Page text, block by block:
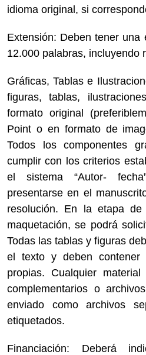
idioma original, si
Extensión: Deben tener una
12.000 palabras, incluyendo
Gráficas, Tablas e
figuras, tablas,
formato original
Point o en formato de
Todos los componentes
cumplir con los criterios
el sistema “Autor-
presentarse en el
resolución. En la etapa
maquetación, se podrá
Todas las tablas y figuras
el texto y deben
propias. Cualquier
complementarios o
enviado como archivos
etiquetados.
Financiación: Deberá